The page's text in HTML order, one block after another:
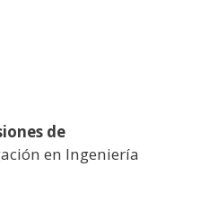
de
en Ingeniería